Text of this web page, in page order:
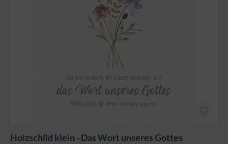
Holzschild klein - Das Wort unseres Gottes